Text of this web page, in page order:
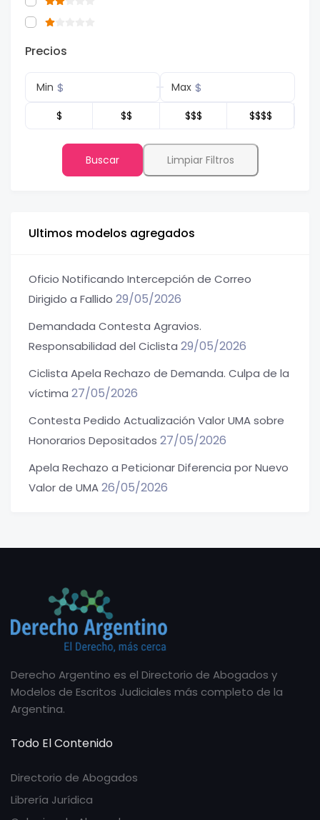
Precios
Min $ Max $
$ $$ $$$ $$$$
Buscar Limpiar Filtros
Ultimos modelos agregados
Oficio Notificando Intercepción de Correo
Dirigido a Fallido 29/05/2026
Demandada Contesta Agravios.
Responsabilidad del Ciclista 29/05/2026
Ciclista Apela Rechazo de Demanda. Culpa de la
víctima 27/05/2026
Contesta Pedido Actualización Valor UMA sobre
Honorarios Depositados 27/05/2026
Apela Rechazo a Peticionar Diferencia por Nuevo
Valor de UMA26/05/2026
Derecho Argentino es el Directorio de Abogados y
Modelos de Escritos Judiciales más completo de la
Argentina.
Todo El Contenido
Directorio de Abogados
Librería Jurídica